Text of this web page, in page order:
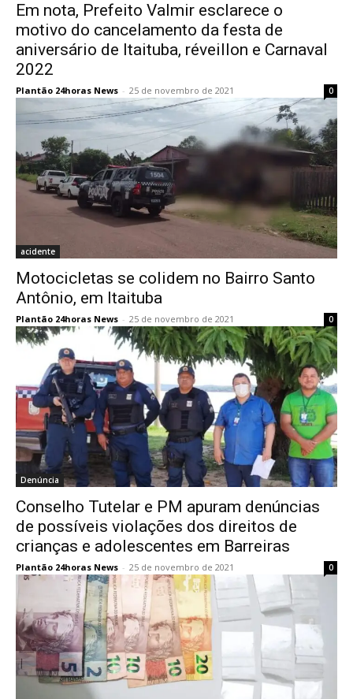
Em nota, Prefeito Valmir esclarece o
motivo do cancelamento da festa de
aniversário de Itaituba, réveillon e Carnaval
2022
Plantão 24horas News - 25 de novembro de 2021 0
acidente
Motocicletas se colidem no Bairro Santo
Antônio, em Itaituba
Plantão 24horas News - 25 de novembro de 2021 0
Denúncia
Conselho Tutelar e PM apuram denúncias
de possíveis violações dos direitos de
crianças e adolescentes em Barreiras
Plantão 24horas News - 25 de novembro de 2021 0